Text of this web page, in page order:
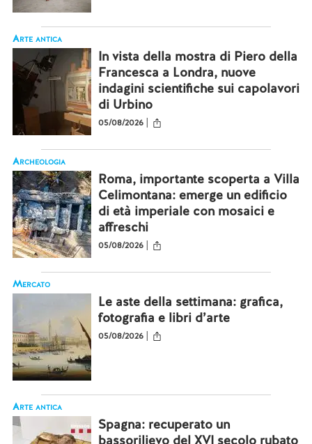
Arte antica
In vista della mostra di Piero della
Francesca a Londra, nuove
indagini scientifiche sui capolavori
di Urbino
05/08/2026|
Archeologia
Roma, importante scoperta a Villa
Celimontana: emerge un edificio
di età imperiale con mosaici e
affreschi
05/08/2026|
Mercato
Le aste della settimana: grafica,
fotografia e libri d’arte
05/08/2026|
Arte antica
Spagna: recuperato un
bassorilievo del XVI secolo rubato